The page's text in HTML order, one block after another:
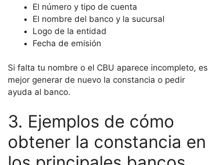
El número y tipo de cuenta
El nombre del banco y la sucursal
Logo de la entidad
Fecha de emisión
Si falta tu nombre o el CBU aparece incompleto, es
mejor generar de nuevo la constancia o pedir
ayuda al banco.
3. Ejemplos de cómo
obtener la constancia en